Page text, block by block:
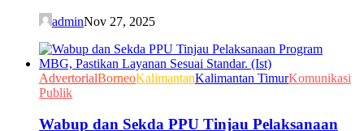
adminNov 27, 2025
AdvertorialBorneoKalimantanKalimantan TimurKomunikasi
Publik
Wabup dan Sekda PPU Tinjau Pelaksanaan